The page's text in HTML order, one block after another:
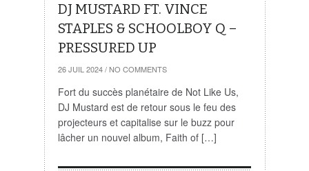
DJ MUSTARD FT. VINCE
STAPLES & SCHOOLBOY Q –
PRESSURED UP
26 JUIL 2024 / NO COMMENTS
Fort du succès planétaire de Not Like Us,
DJ Mustard est de retour sous le feu des
projecteurs et capitalise sur le buzz pour
lâcher un nouvel album, Faith of […]